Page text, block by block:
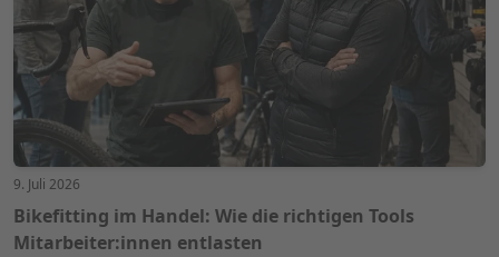
9. Juli 2026
Bikefitting im Handel: Wie die richtigen Tools
Mitarbeiter:innen entlasten